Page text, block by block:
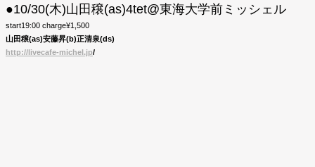
●10/30(木)山田穣(as)4tet@東海大学前ミッシェル
start19:00 charge¥1,500
山田穣(as)安藤昇(b)正清泉(ds)
http://livecafe-michel.jp/